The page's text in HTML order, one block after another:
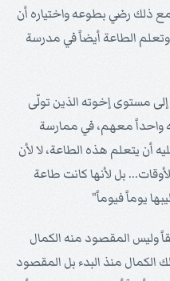
ذلك رضي بطوعه واختياره أن
الطاعة أيضاً في مدرسة
مستوى إخوته الذين تولّى
واحداً معهم، في ممارسة
أن يتعلم هذه الطاعة، لا لأن
بل لأنها كانت طاعة
يوماً فيوماً"
وليس المقصود منه الكمال
الكمال منذ البدء بل المقصود